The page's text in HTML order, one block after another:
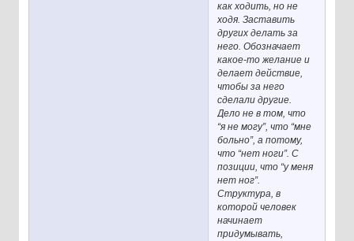
как ходить, но не
ходя. Заставить
других делать за
него. Обозначает
какое-то желание и
делает действие,
чтобы за него
сделали другие.
Дело не в том, что
“я не могу”, что “мне
больно”, а потому,
что “нет ноги”. С
позиции, что “у меня
нет ног”.
Структура, в
которой человек
начинает
придумывать,